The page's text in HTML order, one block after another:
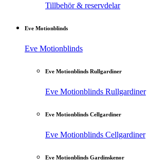
Tillbehör & reservdelar
Eve Motionblinds
Eve Motionblinds
Eve Motionblinds Rullgardiner
Eve Motionblinds Rullgardiner
Eve Motionblinds Cellgardiner
Eve Motionblinds Cellgardiner
Eve Motionblinds Gardinskenor